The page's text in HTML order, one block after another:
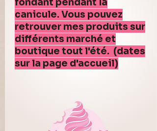
fondant pendant la
canicule. Vous pouvez
retrouver mes produits sur
différents marché et
boutique tout l'été. (dates
sur la page d'accueil)